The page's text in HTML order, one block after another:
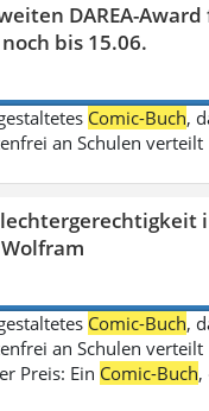
DAREA-
bis 15.06.
Comic-Buch,
an Schulen
Comic-Buch,
an Schulen
Preis: Ein Comic-Buch,